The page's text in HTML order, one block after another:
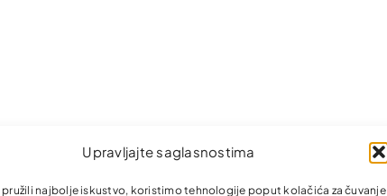
Upravljajte saglasnostima
pružili najbolje iskustvo, koristimo tehnologije poput kolačića za čuvanje